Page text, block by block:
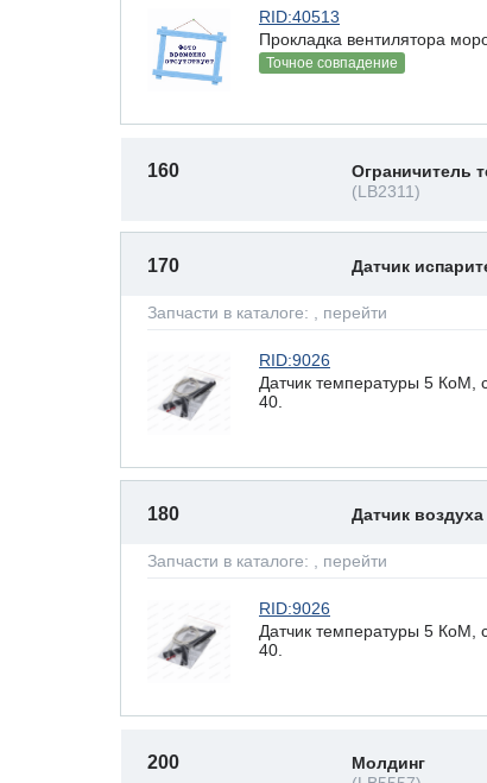
RID:40513
Прокладка вентилятора
Точное совпадение
160
Ограничитель
(LB2311)
170 Датчик
Запчасти в каталоге: , перейти
RID:9026
Датчик температуры 5 КоМ,
40.
180 Датчик
Запчасти в каталоге: , перейти
RID:9026
Датчик температуры 5 КоМ,
40.
200
Молдинг